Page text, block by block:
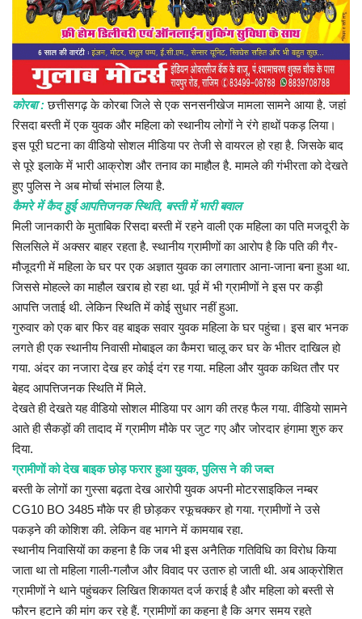
कोरबा :छत्तीसगढ़ के कोरबा जिले से एक सनसनीखेज मामला सामने आया है. जहां
रिसदा बस्ती में एक युवक और महिला को स्थानीय लोगों ने रंगे हाथों पकड़ लिया।
इस पूरी घटना का वीडियो सोशल मीडिया पर तेजी से वायरल हो रहा है. जिसके बाद
से पूरे इलाके में भारी आक्रोश और तनाव का माहौल है. मामले की गंभीरता को देखते
हुए पुलिस ने अब मोर्चा संभाल लिया है.
कैमरे में कैद हुई आपत्तिजनक स्थिति, बस्ती में भारी बवाल
​मिली जानकारी के मुताबिक रिसदा बस्ती में रहने वाली एक महिला का पति मजदूरी के
सिलसिले में अक्सर बाहर रहता है. स्थानीय ग्रामीणों का आरोप है कि पति की गैर-
मौजूदगी में महिला के घर पर एक अज्ञात युवक का लगातार आना-जाना बना हुआ था.
जिससे मोहल्ले का माहौल खराब हो रहा था. पूर्व में भी ग्रामीणों ने इस पर कड़ी
आपत्ति जताई थी. लेकिन स्थिति में कोई सुधार नहीं हुआ.
​गुरुवार को एक बार फिर वह बाइक सवार युवक महिला के घर पहुंचा। इस बार भनक
लगते ही एक स्थानीय निवासी मोबाइल का कैमरा चालू कर घर के भीतर दाखिल हो
गया. अंदर का नजारा देख हर कोई दंग रह गया. महिला और युवक कथित तौर पर
बेहद आपत्तिजनक स्थिति में मिले.
​देखते ही देखते यह वीडियो सोशल मीडिया पर आग की तरह फैल गया. वीडियो सामने
आते ही सैकड़ों की तादाद में ग्रामीण मौके पर जुट गए और जोरदार हंगामा शुरु कर
दिया.
​ग्रामीणों को देख बाइक छोड़ फरार हुआ युवक, पुलिस ने की जब्त
​बस्ती के लोगों का गुस्सा बढ़ता देख आरोपी युवक अपनी मोटरसाइकिल नम्बर
CG10 BO 3485 मौके पर ही छोड़कर रफूचक्कर हो गया. ग्रामीणों ने उसे
पकड़ने की कोशिश की. लेकिन वह भागने में कामयाब रहा.
​स्थानीय निवासियों का कहना है कि जब भी इस अनैतिक गतिविधि का विरोध किया
जाता था तो महिला गाली-गलौज और विवाद पर उतारु हो जाती थी. अब आक्रोशित
ग्रामीणों ने थाने पहुंचकर लिखित शिकायत दर्ज कराई है और महिला को बस्ती से
फौरन हटाने की मांग कर रहे हैं. ग्रामीणों का कहना है कि अगर समय रहते